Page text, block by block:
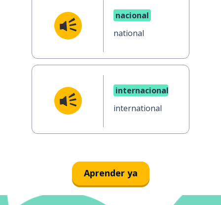
nacional
national
internacional
international
Aprender ya